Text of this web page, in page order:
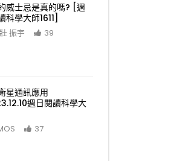
威士忌是真的嗎? [週
科學大師1611]
振宇 39
星通訊應用
週日閱讀科學大
37